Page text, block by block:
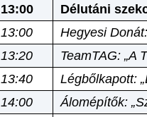
13:00
Délutáni
13:00
Hegyesi
13:20
TeamTAG: „A
13:40
Légbőlkapott:
14:00
Álomépítők: